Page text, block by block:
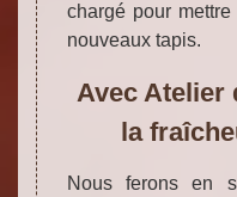
chargé pour
nouveaux tapis.
Avec Atelier
la
Nous ferons en